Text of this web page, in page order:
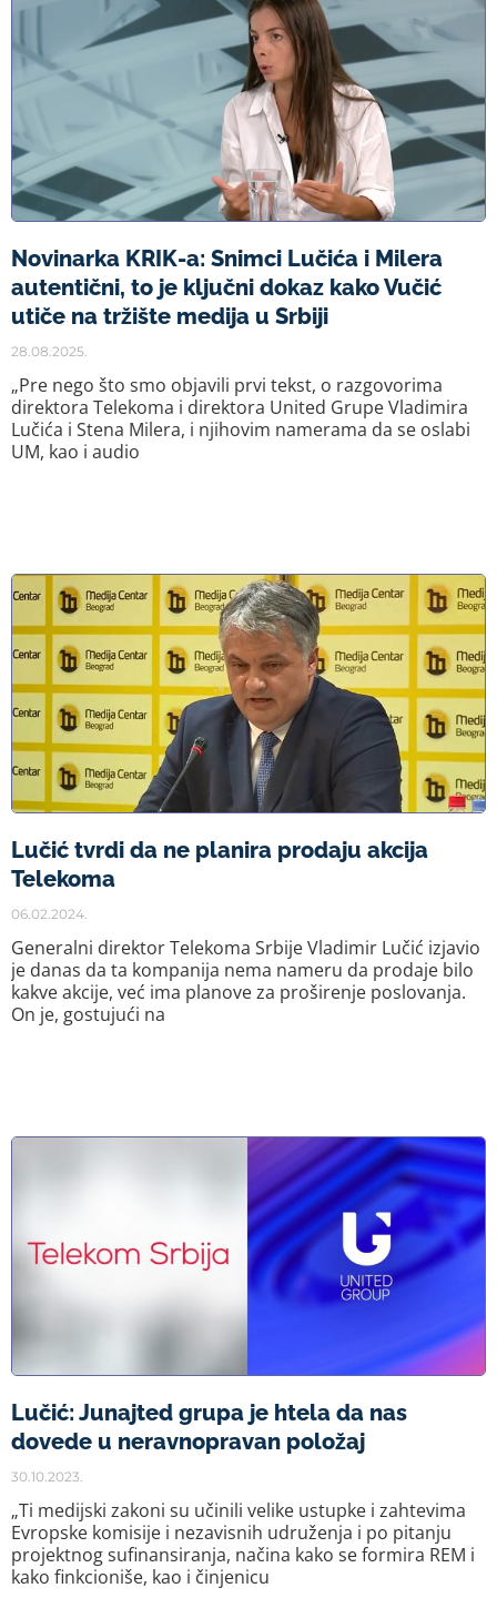
Novinarka KRIK-a: Snimci Lučića i Milera
autentični, to je ključni dokaz kako Vučić
utiče na tržište medija u Srbiji
28.08.2025.
„Pre nego što smo objavili prvi tekst, o razgovorima
direktora Telekoma i direktora United Grupe Vladimira
Lučića i Stena Milera, i njihovim namerama da se oslabi
UM, kao i audio
Lučić tvrdi da ne planira prodaju akcija
Telekoma
06.02.2024.
Generalni direktor Telekoma Srbije Vladimir Lučić izjavio
je danas da ta kompanija nema nameru da prodaje bilo
kakve akcije, već ima planove za proširenje poslovanja.
On je, gostujući na
Lučić: Junajted grupa je htela da nas
dovede u neravnopravan položaj
30.10.2023.
„Ti medijski zakoni su učinili velike ustupke i zahtevima
Evropske komisije i nezavisnih udruženja i po pitanju
projektnog sufinansiranja, načina kako se formira REM i
kako finkcioniše, kao i činjenicu